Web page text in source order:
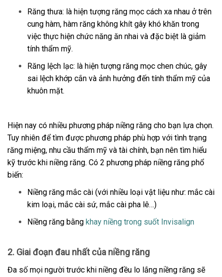
Răng thưa: là hiện tượng răng mọc cách xa nhau ở trên
cung hàm, hàm răng không khít gây khó khăn trong
việc thực hiện chức năng ăn nhai và đặc biệt là giảm
tính thẩm mỹ.
Răng lệch lạc: là hiện tượng răng mọc chen chúc, gây
sai lệch khớp cắn và ảnh hưởng đến tính thẩm mỹ của
khuôn mặt.
Hiện nay có nhiều phương pháp niềng răng cho bạn lựa chọn.
Tuy nhiên để tìm được phương pháp phù hợp với tình trạng
răng miệng, nhu cầu thẩm mỹ và tài chính, bạn nên tìm hiểu
kỹ trước khi niềng răng. Có 2 phương pháp niềng răng phổ
biến:
Niềng răng mắc cài (với nhiều loại vật liệu như: mắc cài
kim loại, mắc cài sứ, mắc cài pha lê…)
Niềng răng bằng khay niềng trong suốt Invisalign
2. Giai đoạn đau nhất của niềng răng
Đa số mọi người trước khi niềng đều lo lắng niềng răng sẽ